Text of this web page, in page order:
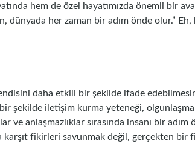
hem de özel hayatımızda önemli bir
dünyada her zaman bir adım önde olur.”
daha etkili bir şekilde ifade
bir şekilde iletişim kurma yeteneği,
ve anlaşmazlıklar sırasında insanı bir
karşıt fikirleri savunmak değil, gerçekten bir